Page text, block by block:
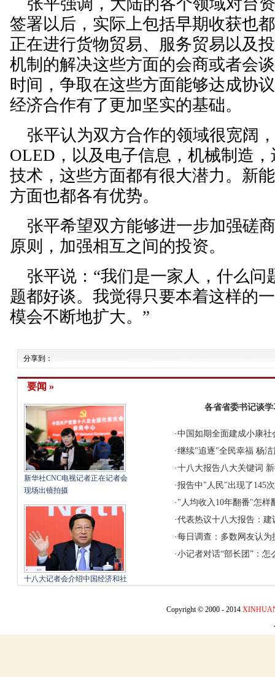
张平强调，大陆的各个领域对台
签署以后，实际上包括早期收获也
正在进行货物贸易、服务贸易以及
机制的解决这些方面的会商或者会
时间，争取在这些方面能够达成协
经济合作有了更加坚实的基础。
张平认为双方合作的领域很宽阔
OLED，以及电子信息，机械制造
技术，这些方面都有很大潜力。新
方面也都各有优势。
张平希望双方能够进一步加强磋
原则，加强相互之间的投资。
张平说：“我们是一家人，什么问
题都好谈。我觉得只要本着这样的
模会不断地扩大。”
分享到：
要闻 »
新华社CNC电视记者正在记者会
现场出镜拍摄
十八大记者会介绍中国经济和社
各省省委书记谈
·中国如期全面建成小康
·继续"追逐"全民幸福 杨洁
·十八大报告八大关键词
·报告中"人民"出现了145次
· "人均收入10年翻番"怎样
·代表热议十八大报告：
·每日调查：多数网友认为
·小记者对话“部长团”：怎
Copyright © 2000 - 2014